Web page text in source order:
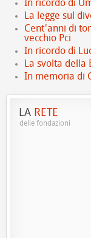
In ricordo di
La legge sul
Cent'anni di
vecchio Pci
In ricordo di
La svolta della
In memoria di
LA RETE
delle fondazioni